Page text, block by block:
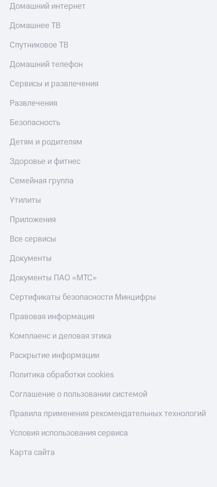
Домашний интернет
Домашнее ТВ
Спутниковое ТВ
Домашний телефон
Сервисы и развлечения
Развлечения
Безопасность
Детям и родителям
Здоровье и фитнес
Семейная группа
Утилиты
Приложения
Все сервисы
Документы
Документы ПАО «МТС»
Сертификаты безопасности Минцифры
Правовая информация
Комплаенс и деловая этика
Раскрытие информации
Политика обработки cookies
Соглашение о пользовании системой
Правила применения рекомендательных технологий
Условия использования сервиса
Карта сайта